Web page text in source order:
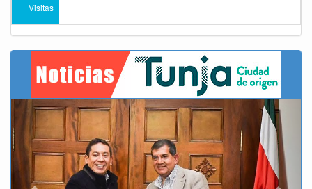
Visitas
Previous Next